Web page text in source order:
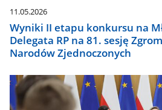
11.05.2026
Wyniki II etapu konkursu na
Delegata RP na 81. sesję
Narodów Zjednoczonych